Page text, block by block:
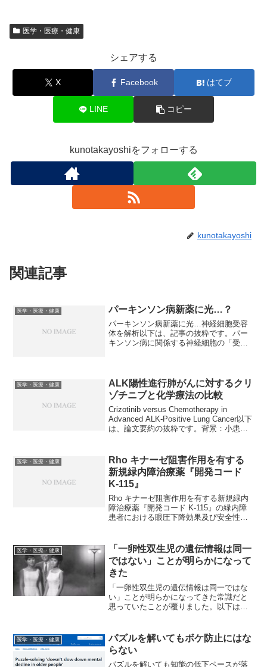
医学・医療・健康
シェアする
X Facebook はてブ
LINE コピー
kunotakayoshiをフォローする
kunotakayoshi
関連記事
医学・医療・健康 パーキンソン病新薬に光…？
パーキンソン病新薬に光…神経細胞受容
体を解析以下は、記事の抜粋です。パー
キンソン病に関係する神経細胞の「受容
能になる成果だ。ネイチャ...
医学・医療・健康
ALK陽性進行肺がんに対するクリ
ゾチニブと化学療法の比較
Crizotinib versus Chemotherapy in
Advanced ALK-Positive Lung Cancer以下
は、論文要約の抜粋です。背景：小患者
医学・医療・健康
Rho キナーゼ阻害作用を有する
新規緑内障治療薬『開発コード
K-115』
Rho キナーゼ阻害作用を有する新規緑内
障治療薬『開発コード K-115』の緑内障
患者における眼圧下降効果及び安全性の
国"ARVO 2011"のポスターセッショ...
医学・医療・健康
「一卵性双生児の遺伝情報は同一
ではない」ことが明らかになって
きた
「一卵性双生児の遺伝情報は同一ではな
い」ことが明らかになってきた常識だと
思っていたことが覆りました。以下は、
遺伝情報を持ち、それぞれの身体的特徴
や心的特性は、遺伝的要...
医学・医療・健康
パズルを解いてもボケ防止にはな
らない
パズルを解いても知能の低下ペースが落